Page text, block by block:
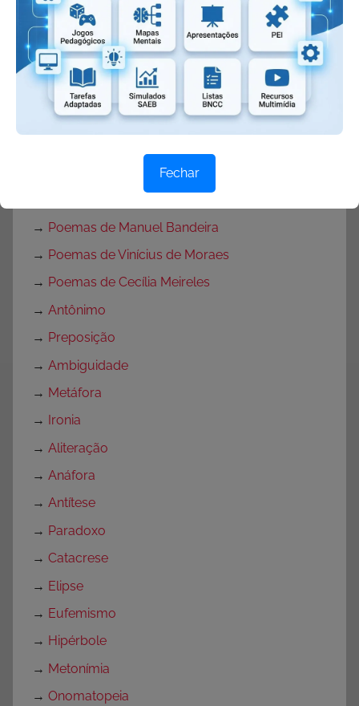
→Trouxe ou trousse
→ Seiscentos ou seissentos
→Intenção ou intensão
→ Excessão ou exceção
Está ou estar
→ Poemas de Manuel Bandeira
→ Poemas de Vinícius de Moraes
→ Poemas de Cecília Meireles
→ Antônimo
→ Preposição
→ Ambiguidade
→ Metáfora
→
Ironia
→ Aliteração
→ Anáfora
→ Antítese
→ Paradoxo
→ Catacrese
→ Elipse
→ Eufemismo
→ Hipérbole
→ Metonímia
→ Onomatopeia
Fechar